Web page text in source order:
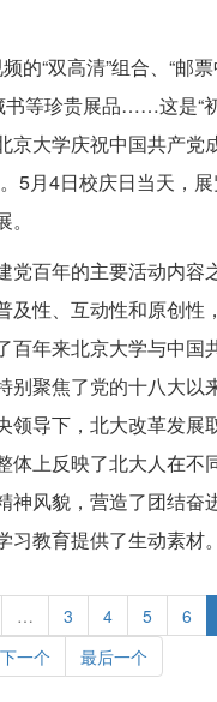
的“双高清”组合、“邮
书等珍贵展品……这是“
大学庆祝中国共产党
5月4日校庆日当天，
党百年的主要活动内容
及性、互动性和原创性
百年来北京大学与中国
别聚焦了党的十八大以
领导下，北大改革发展
体上反映了北大人在不
神风貌，营造了团结奋
教育提供了生动素材。
… 3 4 5 6
下一个 最后一个